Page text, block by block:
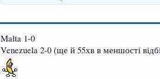
Malta 1-0
Venezuela 2-0 (ще й 55хв в меншості